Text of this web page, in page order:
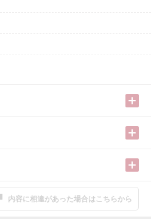
内容に相違があった場合はこちらから